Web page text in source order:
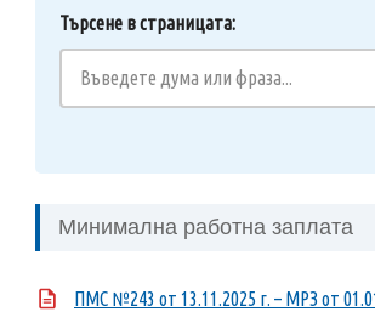
Търсене в страницата:
Минимална работна заплата
ПМС №243 от 13.11.2025 г. – МРЗ от